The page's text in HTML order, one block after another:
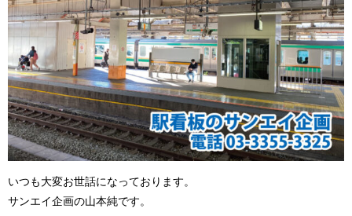
いつも大変お世話になっております。
サンエイ企画の山本純です。